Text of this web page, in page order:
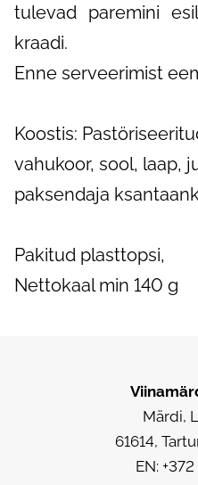
tulevad paremini
kraadi.
Enne serveerimist
Koostis:
vahukoor, sool, laap,
paksendaja
Pakitud plasttopsi,
Nettokaal min 140 g
Märdi,
61614,
EN: